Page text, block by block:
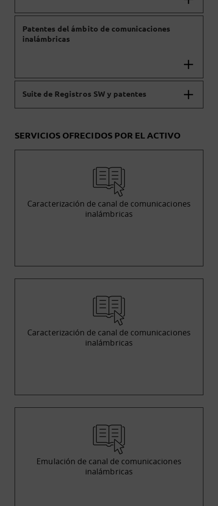
Patentes del ámbito de comunicaciones
inalámbricas
Suite de Registros SW y patentes
SERVICIOS OFRECIDOS POR EL ACTIVO
Caracterización de canal de comunicaciones
inalámbricas
Caracterización de canal de comunicaciones
inalámbricas
Emulación de canal de comunicaciones
inalámbricas